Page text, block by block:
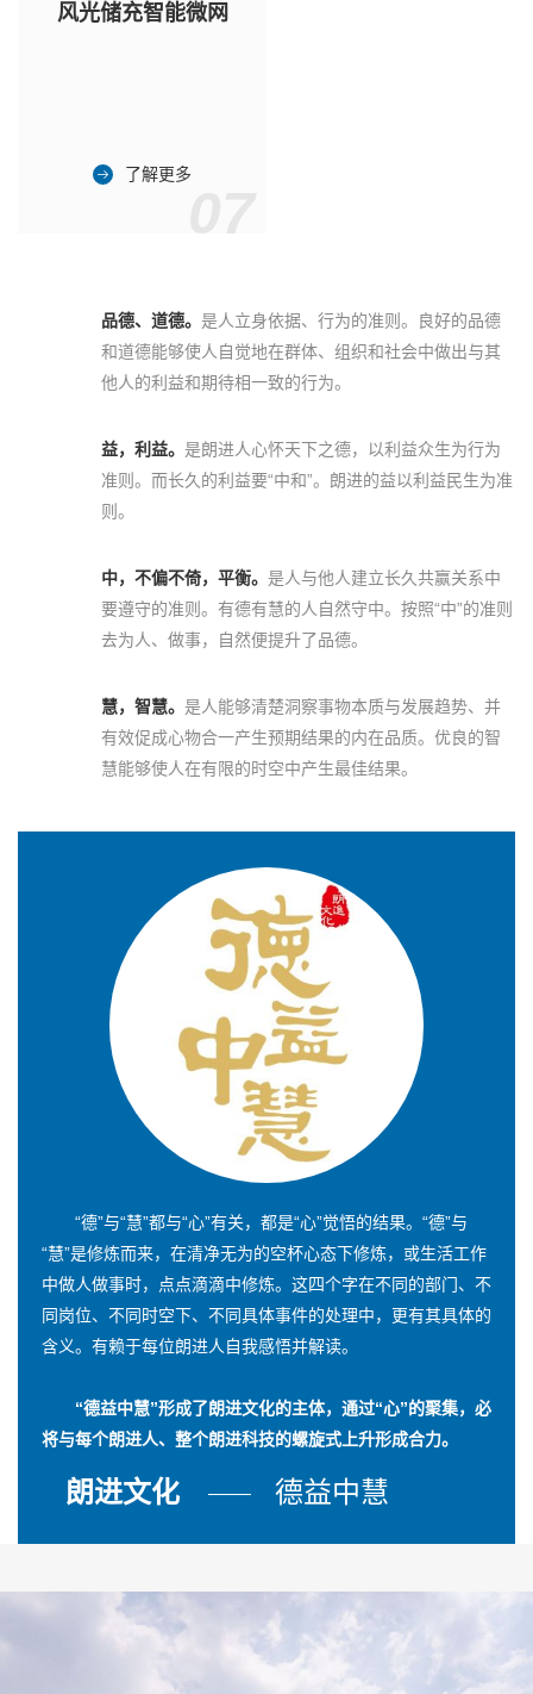
风光储充智能微网
了解更多
品德、道德。 是人立身依据、行为的准则。良好的品德
和道德能够使人自觉地在群体、组织和社会中做出与其
他人的利益和期待相一致的行为。
益，利益。 是朗进人心怀天下之德，以利益众生为行为
准则。而长久的利益要“中和”。朗进的益以利益民生为准
则。
中，不偏不倚，平衡。 是人与他人建立长久共赢关系中
要遵守的准则。有德有慧的人自然守中。按照“中”的准则
去为人、做事，自然便提升了品德。
慧，智慧。 是人能够清楚洞察事物本质与发展趋势、并
有效促成心物合一产生预期结果的内在品质。优良的智
慧能够使人在有限的时空中产生最佳结果。
“德”与“慧”都与“心”有关，都是“心”觉悟的结果。“德”与
“慧”是修炼而来，在清净无为的空杯心态下修炼，或生活工作
中做人做事时，点点滴滴中修炼。这四个字在不同的部门、不
同岗位、不同时空下、不同具体事件的处理中，更有其具体的
含义。有赖于每位朗进人自我感悟并解读。
“德益中慧”形成了朗进文化的主体，通过“心”的聚集，必
将与每个朗进人、整个朗进科技的螺旋式上升形成合力。
朗进文化 德益中慧